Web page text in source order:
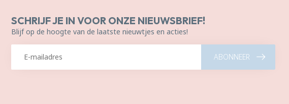
SCHRIJF JE IN VOOR ONZE NIEUWSBRIEF!
Blijf op de hoogte van de laatste nieuwtjes en acties!
ABONNEER